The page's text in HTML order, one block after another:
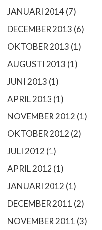
JANUARI 2014(7)
DECEMBER 2013 (6)
OKTOBER 2013 (1)
AUGUSTI 2013 (1)
JUNI 2013 (1)
APRIL 2013 (1)
NOVEMBER 2012 (1)
OKTOBER 2012 (2)
JULI 2012 (1)
APRIL 2012 (1)
JANUARI 2012 (1)
DECEMBER 2011 (2)
NOVEMBER 2011 (3)